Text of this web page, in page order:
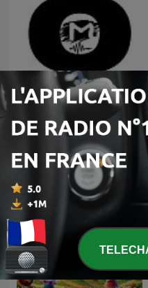
TOMORROWLAND
EDITIONS